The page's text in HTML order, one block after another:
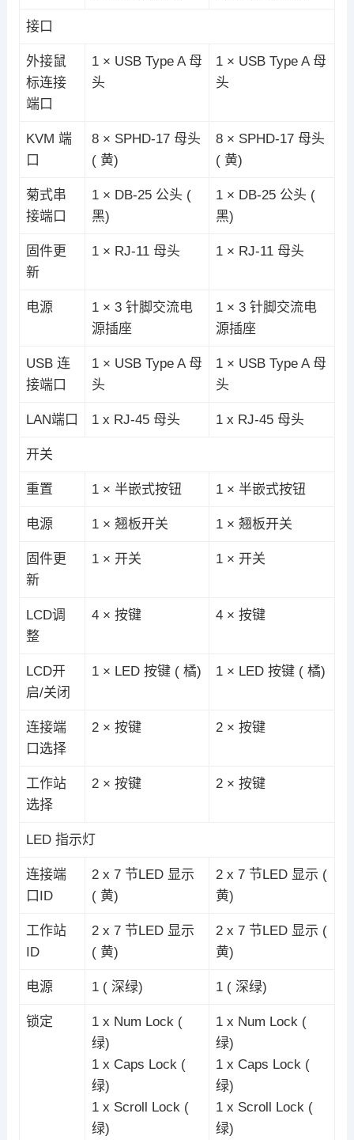
接口
外接鼠
标连接
端口
1 × USB Type A 母
头
1 × USB Type A 母
头
KVM 端
口
8 × SPHD-17 母头
( 黄)
8 × SPHD-17 母头
( 黄)
菊式串
接端口
1 × DB-25 公头 (
黑)
1 × DB-25 公头 (
黑)
固件更
新
1 × RJ-11 母头 1 × RJ-11 母头
电源
1 × 3 针脚交流电
源插座
1 × 3 针脚交流电
源插座
USB 连
接端口
1 × USB Type A 母
头
1 × USB Type A 母
头
LAN端口 1 x RJ-45 母头 1 x RJ-45 母头
开关
重置 1 × 半嵌式按钮 1 × 半嵌式按钮
电源 1 × 翘板开关 1 × 翘板开关
固件更
新
1 × 开关 1 × 开关
LCD调
整
4 × 按键 4 × 按键
LCD开
启/关闭
1 × LED 按键 ( 橘) 1 × LED 按键 ( 橘)
连接端
口选择
2 × 按键 2 × 按键
工作站
选择
2 × 按键 2 × 按键
LED 指示灯
连接端
口ID
2 x 7 节LED 显示
( 黄)
2 x 7 节LED 显示 (
黄)
工作站
ID
2 x 7 节LED 显示
( 黄)
2 x 7 节LED 显示 (
黄)
电源 1 ( 深绿) 1 ( 深绿)
锁定
1 x Num Lock (
绿)
1 x Caps Lock (
绿)
1 x Scroll Lock (
绿)
1 x Num Lock (
绿)
1 x Caps Lock (
绿)
1 x Scroll Lock (
绿)